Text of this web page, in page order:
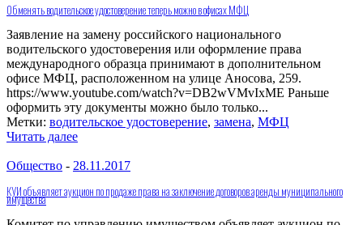
Обменять водительское удостоверение теперь можно в офисах МФЦ
Заявление на замену российского национального
водительского удостоверения или оформление права
международного образца принимают в дополнительном
офисе МФЦ, расположенном на улице Аносова, 259.
https://www.youtube.com/watch?v=DB2wVMvIxME Раньше
оформить эту документы можно было только...
Метки: водительское удостоверение, замена, МФЦ
Читать далее
Общество - 28.11.2017
КУИ объявляет аукцион по продаже права на заключение договоров аренды муниципального
имущества